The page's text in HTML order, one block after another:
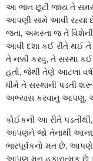
આ ભાન છૂટી જાય તે સમયે
આપણી સામે આવી રહ્યા
જતા, અમસ્તા જ તે વિશેની
આવી દશા કઈ રીતે થઈ તે
તે નક્કી કરવુ, તે સસ્થા
હતો, જેથી તેણે આટલા
ધીમે તે સસ્થાની પડતી
અભ્યાસ કરવાનુ આપણુ,
કોઈકની આ રીતે
આપણને જો તેનાથી આનદ
ભારપૂર્વકનો મત છે. આપણે
આપણુ મન હકારાત્મક છે